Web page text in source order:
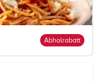
Abholrabatt